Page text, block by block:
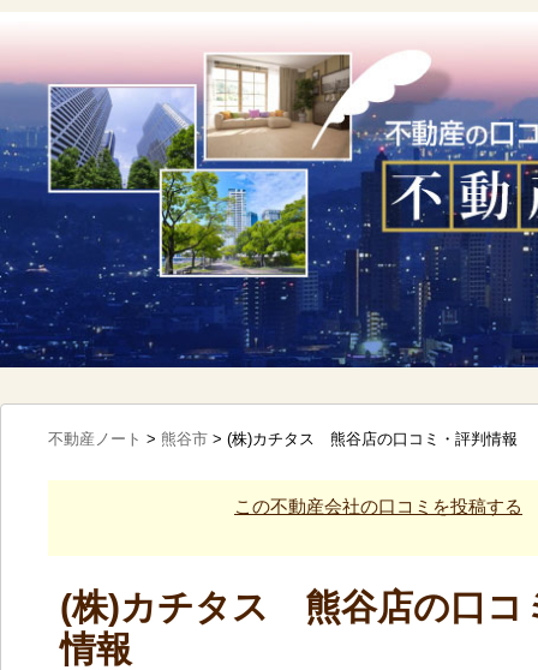
不動産ノート > 熊谷市 > (株)カチタス 熊谷店の口コミ・評判情報
この不動産会社の口コミを投稿する
(株)カチタス 熊谷店の口コ
情報